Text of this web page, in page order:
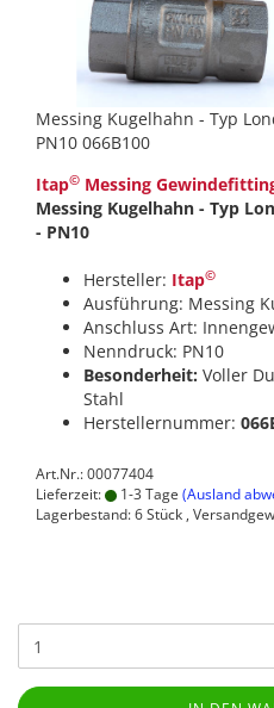
Messing Kugelhahn - Typ
PN10 066B100
Itap© Messing
Messing Kugelhahn - Typ
- PN10
Hersteller: Itap©
Ausführung: Messing
Anschluss Art:
Nenndruck: PN10
Besonderheit: Voller
Stahl
Herstellernummer:
Art.Nr.: 00077404
Lieferzeit:
1-3 Tage (Ausland
Lagerbestand: 6 Stück ,